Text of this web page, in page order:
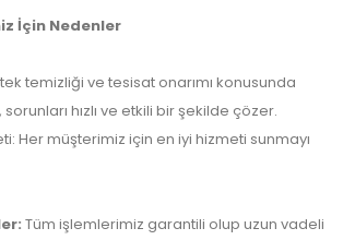
İçin Nedenler
temizliği ve tesisat onarımı konusunda
hızlı ve etkili bir şekilde çözer.
Her müşterimiz için en iyi hizmeti sunmayı
Tüm işlemlerimiz garantili olup uzun vadeli